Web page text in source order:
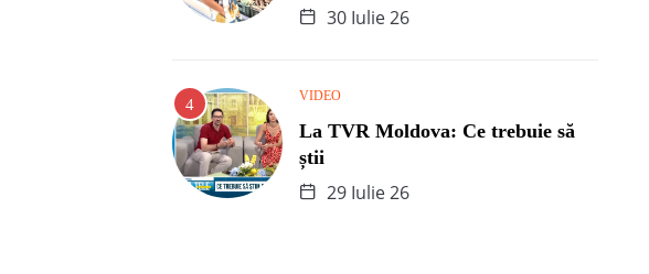
30 Iulie 26
VIDEO
La TVR Moldova: Ce trebuie să
știi
29 Iulie 26